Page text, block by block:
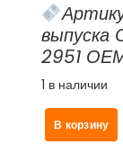
выпуска
2951
1 в наличии
Количество
товара
В корзину